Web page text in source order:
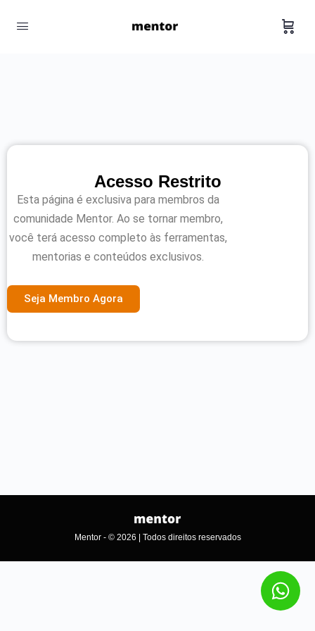
Acesso Restrito
Esta página é exclusiva para membros da
comunidade Mentor. Ao se tornar membro,
você terá acesso completo às ferramentas,
mentorias e conteúdos exclusivos.
Seja Membro Agora
Mentor - © 2026 | Todos direitos reservados